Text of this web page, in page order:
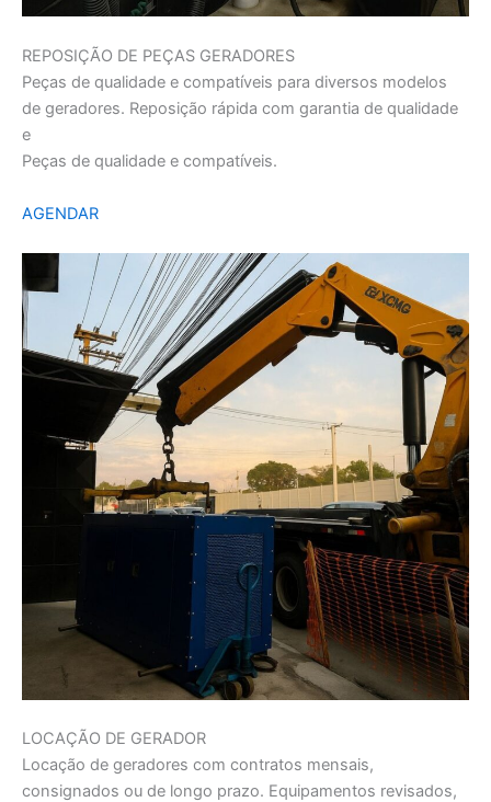
REPOSIÇÃO DE PEÇAS GERADORES
Peças de qualidade e compatíveis para diversos modelos
de geradores. Reposição rápida com garantia de qualidade
e
Peças de qualidade e compatíveis.
AGENDAR
LOCAÇÃO DE GERADOR
Locação de geradores com contratos mensais,
consignados ou de longo prazo. Equipamentos revisados,